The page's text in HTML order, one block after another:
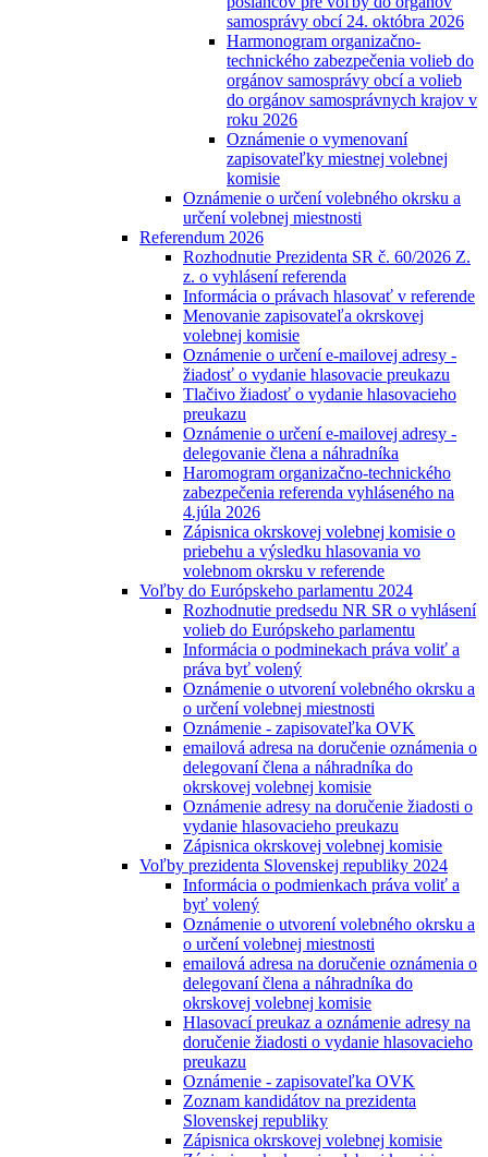
samosprávy obcí 24. októbra 2026
Harmonogram organizačno-
technického zabezpečenia volieb do
orgánov samosprávy obcí a volieb
do orgánov samosprávnych krajov v
roku 2026
Oznámenie o vymenovaní
zapisovateľky miestnej volebnej
komisie
Oznámenie o určení volebného okrsku a
určení volebnej miestnosti
Referendum 2026
Rozhodnutie Prezidenta SR č. 60/2026 Z.
z. o vyhlásení referenda
Informácia o právach hlasovať v referende
Menovanie zapisovateľa okrskovej
volebnej komisie
Oznámenie o určení e-mailovej adresy -
žiadosť o vydanie hlasovacie preukazu
Tlačivo žiadosť o vydanie hlasovacieho
preukazu
Oznámenie o určení e-mailovej adresy -
delegovanie člena a náhradníka
Haromogram organizačno-technického
zabezpečenia referenda vyhláseného na
4.júla 2026
Zápisnica okrskovej volebnej komisie o
priebehu a výsledku hlasovania vo
volebnom okrsku v referende
Voľby do Európskeho parlamentu 2024
Rozhodnutie predsedu NR SR o vyhlásení
volieb do Európskeho parlamentu
Informácia o podminekach práva voliť a
práva byť volený
Oznámenie o utvorení volebného okrsku a
o určení volebnej miestnosti
Oznámenie - zapisovateľka OVK
emailová adresa na doručenie oznámenia o
delegovaní člena a náhradníka do
okrskovej volebnej komisie
Oznámenie adresy na doručenie žiadosti o
vydanie hlasovacieho preukazu
Zápisnica okrskovej volebnej komisie
Voľby prezidenta Slovenskej republiky 2024
Informácia o podmienkach práva voliť a
byť volený
Oznámenie o utvorení volebného okrsku a
o určení volebnej miestnosti
emailová adresa na doručenie oznámenia o
delegovaní člena a náhradníka do
okrskovej volebnej komisie
Hlasovací preukaz a oznámenie adresy na
doručenie žiadosti o vydanie hlasovacieho
preukazu
Oznámenie - zapisovateľka OVK
Zoznam kandidátov na prezidenta
Slovenskej republiky
Zápisnica okrskovej volebnej komisie